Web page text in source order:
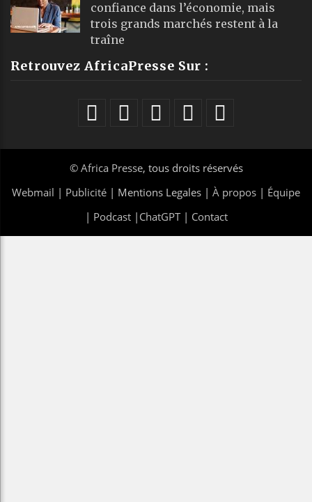
confiance dans l’économie, mais
trois grands marchés restent à la
traîne
Retrouvez AfricaPresse Sur :
© Africa Presse, tous droits réservés
Webmail | Publicité | Mentions Legales | À propos | Équipe
| Podcast| ChatGPT| Contact